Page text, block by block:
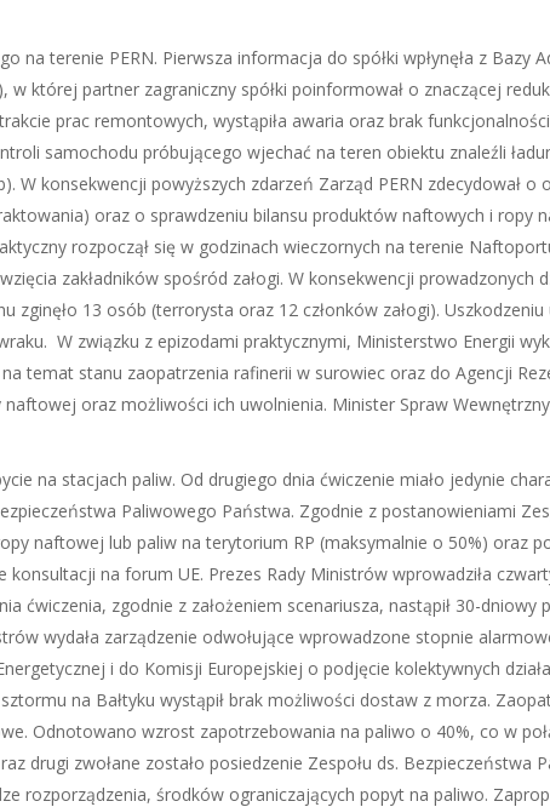
na terenie PERN. Pierwsza informacja do spółki wpłynęła z
której partner zagraniczny spółki poinformował o znaczącej
prac remontowych, wystąpiła awaria oraz brak
samochodu próbującego wjechać na teren obiektu znaleźli
W konsekwencji powyższych zdarzeń Zarząd PERN zdecydował
oraz o sprawdzeniu bilansu produktów naftowych i ropy
rozpoczął się w godzinach wieczornych na terenie
zakładników spośród załogi. W konsekwencji prowadzonych
13 osób (terrorysta oraz 12 członków załogi). Uszkodzeniu
W związku z epizodami praktycznymi, Ministerstwo Energii
temat stanu zaopatrzenia rafinerii w surowiec oraz do Agencji
oraz możliwości ich uwolnienia. Minister Spraw
na stacjach paliw. Od drugiego dnia ćwiczenie miało jedynie
Paliwowego Państwa. Zgodnie z postanowieniami
naftowej lub paliw na terytorium RP (maksymalnie o 50%) oraz
na forum UE. Prezes Rady Ministrów wprowadziła
ćwiczenia, zgodnie z założeniem scenariusza, nastąpił 30-
wydała zarządzenie odwołujące wprowadzone stopnie
i do Komisji Europejskiej o podjęcie kolektywnych
na Bałtyku wystąpił brak możliwości dostaw z morza.
Odnotowano wzrost zapotrzebowania na paliwo o 40%, co w
drugi zwołane zostało posiedzenie Zespołu ds.
rozporządzenia, środków ograniczających popyt na paliwo.